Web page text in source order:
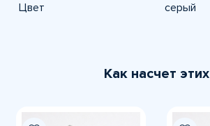
Цвет серый
Как насчет этих